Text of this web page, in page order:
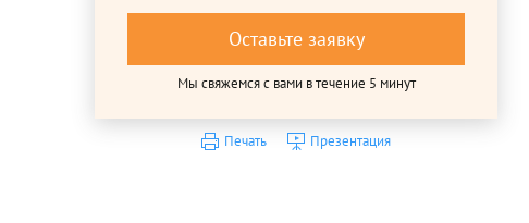
Оставьте заявку
Мы свяжемся с вами в течение 5 минут
Печать Презентация